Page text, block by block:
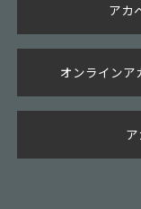
アカ
オンラインア